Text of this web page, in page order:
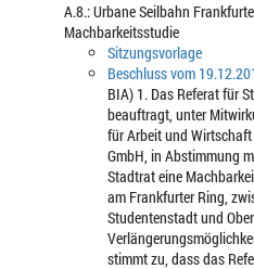
A.8.: Urbane Seilbahn
Machbarkeitsstudie
Sitzungsvorlage
Beschluss vom
BIA) 1. Das Referat für
beauftragt, unter
für Arbeit und
GmbH, in Abstimmung
Stadtrat eine
am Frankfurter Ring,
Studentenstadt und
stimmt zu, dass das